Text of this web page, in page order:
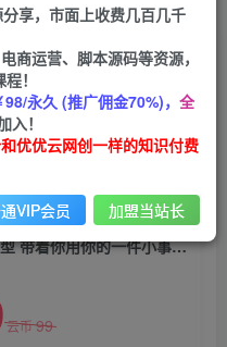
案模型 带着你用你的
视频文案
关注 私信
（5876期）《觉醒·之旅》文案模型 带着你用你的一件小事 对自己有意义的短视频文案
云币99
享，市面上收费几百几千
商运营、脚本源码等资源，
！
永久 (推广佣金70%)， 全
入！
优优云网创一样的知识付费
VIP会员 加盟当站长